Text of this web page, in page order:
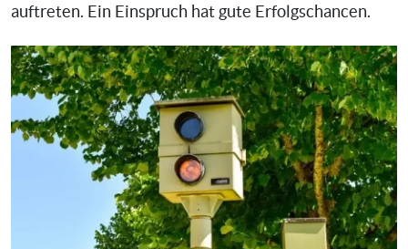
auftreten. Ein Einspruch hat gute Erfolgschancen.